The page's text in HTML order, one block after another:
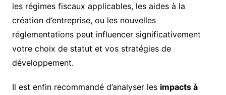
les régimes fiscaux applicables, les aides à la
création d’entreprise, ou les nouvelles
réglementations peut influencer significativement
votre choix de statut et vos stratégies de
développement.
Il est enfin recommandé d’analyser les impacts à